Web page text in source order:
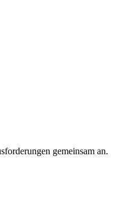
gemeinsam an.